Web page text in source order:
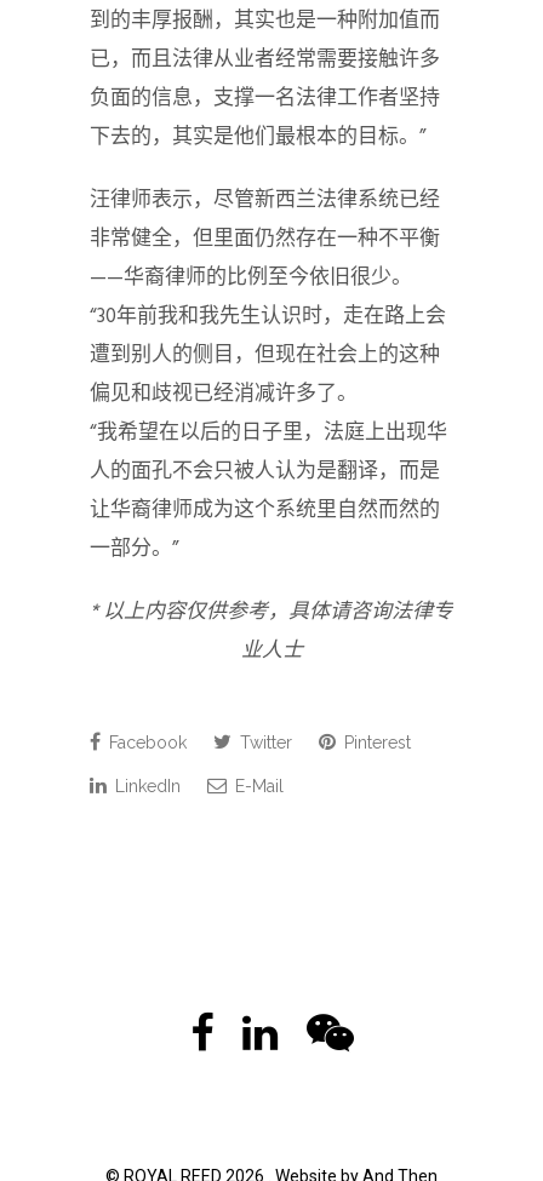
到的丰厚报酬，其实也是一种附加值而
已，而且法律从业者经常需要接触许多
负面的信息，支撑一名法律工作者坚持
下去的，其实是他们最根本的目标。”
汪律师表示，尽管新西兰法律系统已经
非常健全，但里面仍然存在一种不平衡
——华裔律师的比例至今依旧很少。
“30年前我和我先生认识时，走在路上会
遭到别人的侧目，但现在社会上的这种
偏见和歧视已经消减许多了。
“我希望在以后的日子里，法庭上出现华
人的面孔不会只被人认为是翻译，而是
让华裔律师成为这个系统里自然而然的
一部分。”
* 以上内容仅供参考，具体请咨询法律专
业人士
Facebook Twitter Pinterest
LinkedIn E-Mail
© ROYAL REED 2026 . Website byAnd Then